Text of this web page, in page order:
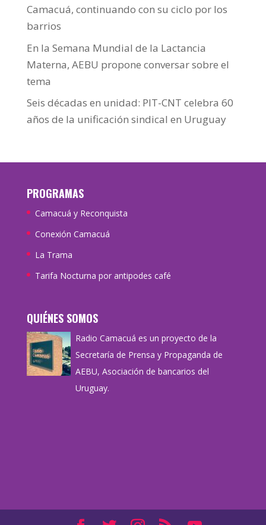
Camacuá, continuando con su ciclo por los
barrios
En la Semana Mundial de la Lactancia
Materna, AEBU propone conversar sobre el
tema
Seis décadas en unidad: PIT-CNT celebra 60
años de la unificación sindical en Uruguay
PROGRAMAS
Camacuá y Reconquista
Conexión Camacuá
La Trama
Tarifa Nocturna por antipodes café
QUIÉNES SOMOS
Radio Camacuá es un proyecto de la
Secretaría de Prensa y Propaganda de
AEBU, Asociación de bancarios del
Uruguay.